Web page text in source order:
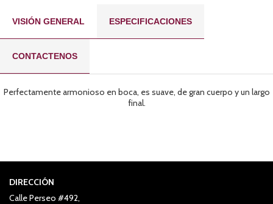
VISIÓN GENERAL ESPECIFICACIONES
CONTACTENOS
Perfectamente armonioso en boca, es suave, de gran cuerpo y un largo
final.
DIRECCIÓN
Calle Perseo #492,